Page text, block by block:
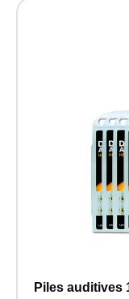
Piles auditives